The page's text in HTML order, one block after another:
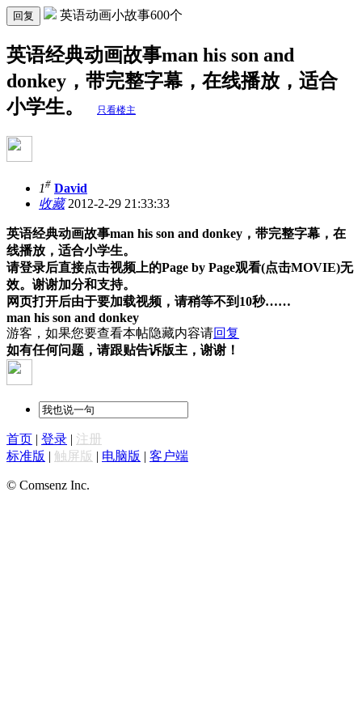
回复 英语动画小故事600个
英语经典动画故事man his son and
donkey，带完整字幕，在线播放，适合
小学生。
只看楼主
1# David
收藏2012-2-29 21:33:33
英语经典动画故事man his son and donkey ，带完整字幕，在
线播放，适合小学生。
请登录后直接点击视频上的Page by Page观看(点击MOVIE)无
效。谢谢加分和支持。
网页打开后由于要加载视频，请稍等不到 10秒……
man his son and donkey
游客，如果您要查看本帖隐藏内容请回复
如有任何问题，请跟贴告诉版主，谢谢！
首页 | 登录 | 注册
标准版 | 触屏版 | 电脑版 | 客户端
© Comsenz Inc.